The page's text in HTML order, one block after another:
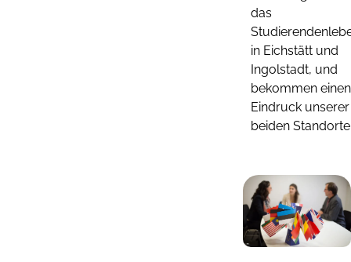
das
in Eichstätt und
Ingolstadt, und
bekommen einen
Eindruck unserer
beiden